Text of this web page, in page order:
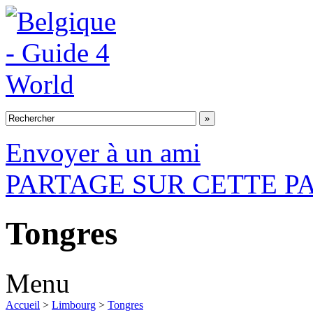
Envoyer à un ami
PARTAGE SUR CETTE
Tongres
Menu
Accueil > Limbourg > Tongres